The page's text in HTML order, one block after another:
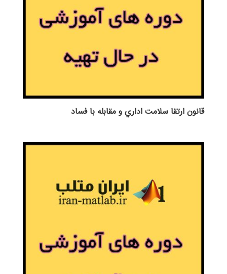
قانون ارتقا سلامت اداري و مقابله با فساد